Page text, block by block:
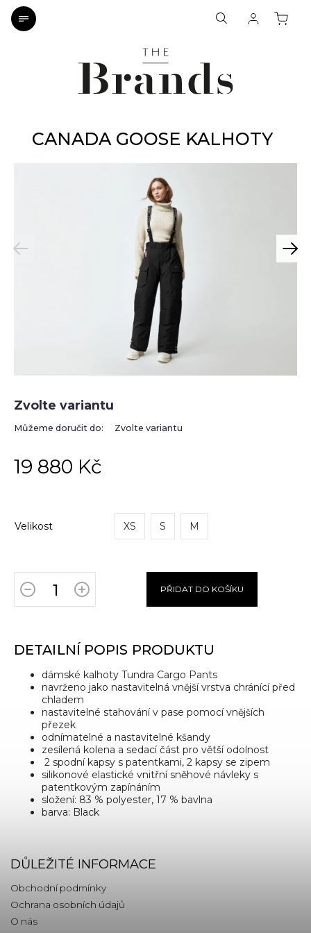
CANADA GOOSE KALHOTY
Previous Next
Velikost XS S M
19 880 Kč
Zvolte variantu
Můžeme doručit do: Zvolte variantu
PŘIDAT DO KOŠÍKU
DETAILNÍ POPIS PRODUKTU
dámské kalhoty Tundra Cargo Pants
navrženo jako nastavitelná vnější vrstva chránící před
chladem
nastavitelné stahování v pase pomocí vnějších
přezek
odnímatelné a nastavitelné kšandy
zesílená kolena a sedací část pro větší odolnost
2 spodní kapsy s patentkami, 2 kapsy se zipem
silikonové elastické vnitřní sněhové návleky s
patentkovým zapínáním
složení: 83 % polyester, 17 % bavlna
barva: Black
DŮLEŽITÉ INFORMACE
Obchodní podmínky
Ochrana osobních údajů
O nás